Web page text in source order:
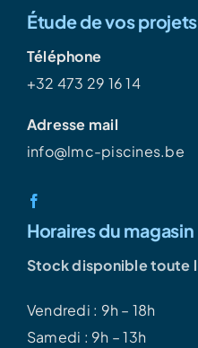
Étude de vos
Téléphone
+32 473 29 16 14
Adresse mail
info@lmc-piscines.be
Horaires du magasin
Stock disponible toute
Vendredi : 9h – 18h
Samedi : 9h – 13h